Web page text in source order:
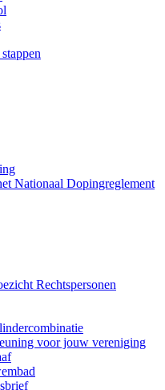
Nationaal Dopingreglement
Rechtspersonen
voor jouw vereniging